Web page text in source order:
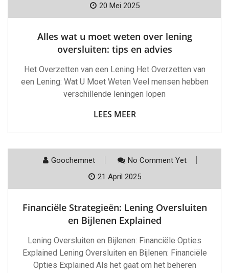
20 Mei 2025
Alles wat u moet weten over lening
oversluiten: tips en advies
Het Overzetten van een Lening Het Overzetten van
een Lening: Wat U Moet Weten Veel mensen hebben
verschillende leningen lopen
LEES MEER
Goochemnet
No Comment Yet
21 April 2025
Financiële Strategieën: Lening Oversluiten
en Bijlenen Explained
Lening Oversluiten en Bijlenen: Financiële Opties
Explained Lening Oversluiten en Bijlenen: Financiële
Opties Explained Als het gaat om het beheren